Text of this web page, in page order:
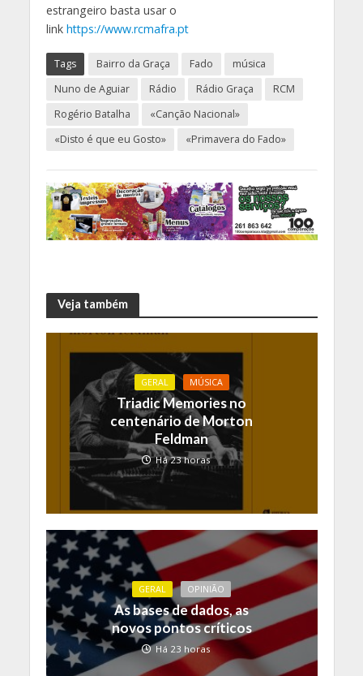
estrangeiro basta usar o
link https://www.rcmafra.pt
Tags Bairro da Graça Fado
música
Nuno de Aguiar
Rádio Rádio Graça
RCM
Rogério Batalha
«Canção Nacional»
«Disto é que eu Gosto»
«Primavera do Fado»
Veja também
GERAL MÚSICA
Triadic Memories no
centenário de Morton
Feldman
Há 23 horas
GERAL OPINIÃO
As bases de dados, as
novos pontos críticos
Há 23 horas